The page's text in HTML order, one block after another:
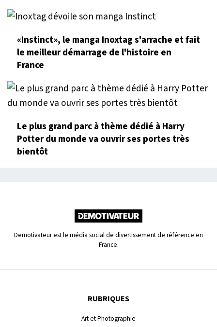
«Instinct», le manga Inoxtag s'arrache et fait
le meilleur démarrage de l'histoire en
France
Le plus grand parc à thème dédié à Harry
Potter du monde va ouvrir ses portes très
bientôt
Demotivateur est le média social de divertissement de référence en
France.
RUBRIQUES
Art et Photographie